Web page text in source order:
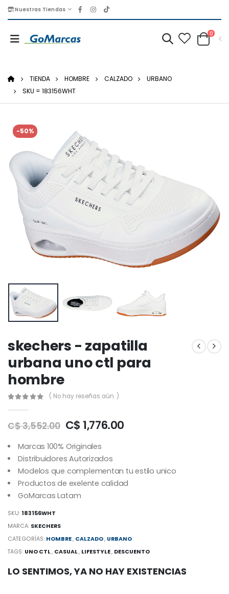
Nuestras Tiendas
0
TIENDA HOMBRE CALZADO
URBANO
SKU = 183156WHT
-50%
skechers - zapatilla
urbana uno ctl para
hombre
( No hay reseñas aún. )
C$ 3,552.00 C$ 1,776.00
Marcas 100% Originales
Distribuidores Autorizados
Modelos que complementan tu estilo unico
Productos de exelente calidad
GoMarcas Latam
SKU: 183156WHT
MARCA: SKECHERS
CATEGORÍAS: HOMBRE, CALZADO, URBANO
TAGS: UNO CTL, CASUAL, LIFESTYLE, DESCUENTO
LO SENTIMOS, YA NO HAY EXISTENCIAS